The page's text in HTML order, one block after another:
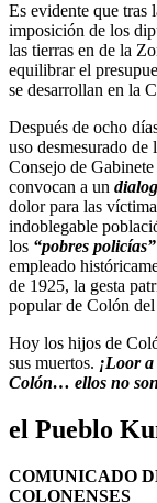
Es evidente que tras
imposición de los
las tierras en de la
equilibrar el
se desarrollan en la
Después de ocho
uso desmesurado
Consejo de
convocan a un
dolor para las
indoblegable
los “pobres policías”
empleado
de 1925, la gesta
popular de Colón
Hoy los hijos de
sus muertos. ¡Loor
Colón… ellos no
el Pueblo
COMUNICADO
COLONENSES